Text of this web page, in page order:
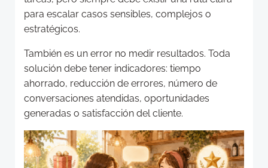
para escalar casos sensibles, complejos o
estratégicos.
También es un error no medir resultados. Toda
solución debe tener indicadores: tiempo
ahorrado, reducción de errores, número de
conversaciones atendidas, oportunidades
generadas o satisfacción del cliente.